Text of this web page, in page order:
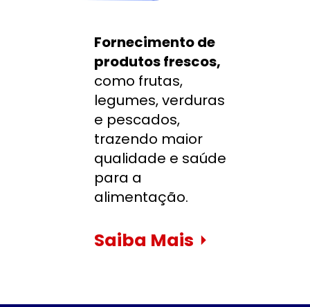
Fornecimento de
como frutas,
legumes, verduras
e pescados,
trazendo maior
qualidade e saúde
para a
alimentação.
Saiba Mais ⏵